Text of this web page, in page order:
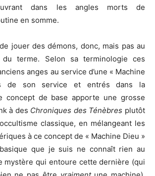
dans les angles morts de
en somme.
jouer des démons, donc, mais pas au
du terme. Selon sa terminologie ces
anges au service d’une « Machine
de son service et entrés dans la
concept de base apporte une grosse
à des Chroniques des Ténèbres plutôt
classique, en mélangeant les
à ce concept de « Machine Dieu »
que je suis ne connaît rien au
mystère qui entoure cette dernière (qui